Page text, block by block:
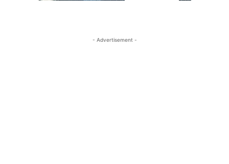
- Advertisement -